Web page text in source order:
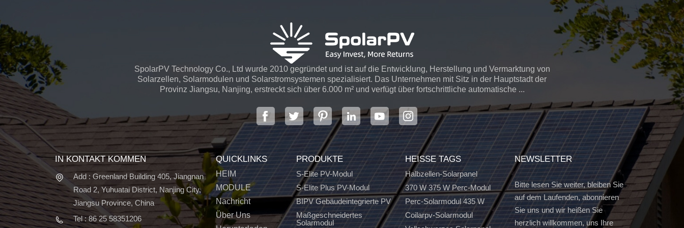
SpolarPV Technology Co., Ltd wurde 2010 gegründet und ist auf die Entwicklung, Herstellung und Vermarktung von
Solarzellen, Solarmodulen und Solarstromsystemen spezialisiert. Das Unternehmen mit Sitz in der Hauptstadt der
Provinz Jiangsu, Nanjing, erstreckt sich über 6.000 m² und verfügt über fortschrittliche automatische ...
IN KONTAKT KOMMEN
Add : Greenland Building 405, Jiangnan
Road 2, Yuhuatai District, Nanjing City,
Jiangsu Province, China
Tel : 86 25 58351206
QUICKLINKS
HEIM
MODULE
Nachricht
Über Uns
PRODUKTE
S-Elite PV-Modul
S-Elite Plus PV-Modul
BIPV Gebäudeintegrierte PV
Maßgeschneidertes
Solarmodul
HEISSE TAGS
Halbzellen-Solarpanel
370 W 375 W Perc-Modul
Perc-Solarmodul 435 W
Coilarpv-Solarmodul
NEWSLETTER
Bitte lesen Sie weiter, bleiben Sie
auf dem Laufenden, abonnieren
Sie uns und wir heißen Sie
herzlich willkommen, uns Ihre